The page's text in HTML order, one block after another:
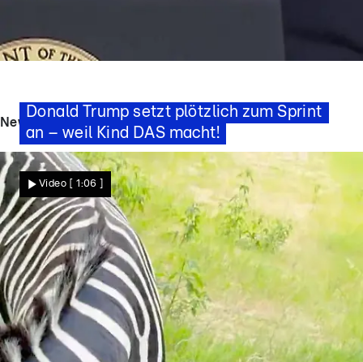
Donald Trump setzt plötzlich zum Sprint
an – weil Kind DAS macht!
Nachrichten
News - Videos
Video [ 1:06 ]